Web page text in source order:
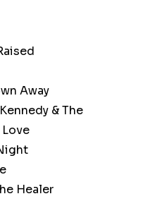
Away
& The
Healer